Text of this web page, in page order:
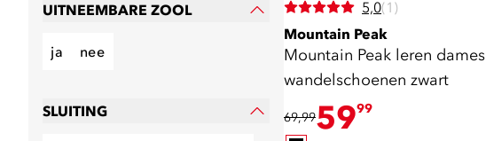
UITNEEMBARE ZOOL
ja nee
SLUITING
5,0(1)
Mountain Peak
Mountain Peak leren dames
wandelschoenen zwart
69,995999